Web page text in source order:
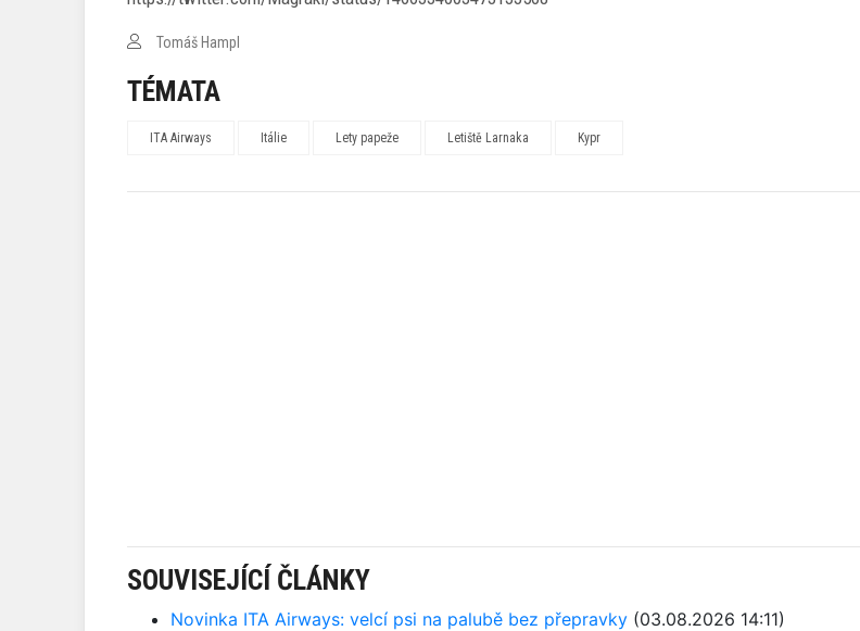
Tomáš Hampl
TÉMATA
ITA Airways Itálie Lety papeže Letiště Larnaka Kypr
SOUVISEJÍCÍ ČLÁNKY
Novinka ITA Airways: velcí psi na palubě bez přepravky (03.08.2026 14:11)